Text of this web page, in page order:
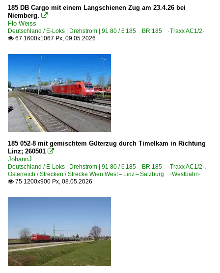
185 DB Cargo mit einem Langschienen Zug am 23.4.26 bei
Niemberg. 
Flo Weiss
Deutschland / E-Loks | Drehstrom | 91 80 / 6 185 BR 185 ·Traxx AC1/2·
 67 1600x1067 Px, 09.05.2026
185 052-8 mit gemischtem Güterzug durch Timelkam in Richtung
Linz; 260501 
JohannJ
Deutschland / E-Loks | Drehstrom | 91 80 / 6 185 BR 185 ·Traxx AC1/2·,
Österreich / Strecken / Strecke Wien West – Linz – Salzburg ·Westbahn·
 75 1200x900 Px, 08.05.2026